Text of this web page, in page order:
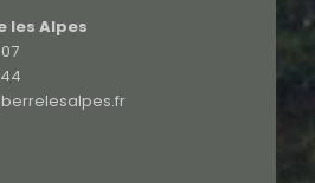
les Alpes